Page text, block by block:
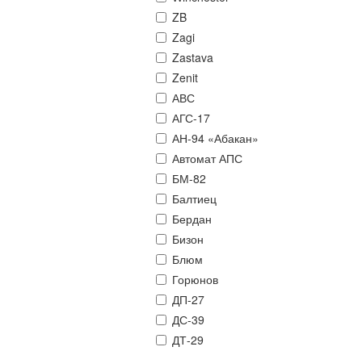
ZB
Zagi
Zastava
Zenit
АВС
АГС-17
АН-94 «Абакан»
Автомат АПС
БМ-82
Балтиец
Бердан
Бизон
Блюм
Горюнов
ДП-27
ДС-39
ДТ-29